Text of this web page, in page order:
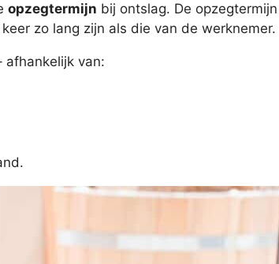
opzegtermijn bij ontslag. De
zo lang zijn als die van de werknemer.
afhankelijk van: